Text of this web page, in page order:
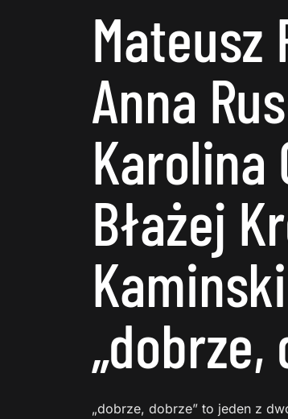
Mateusz
Anna
Karolina
Błażej
„dobrze,
„dobrze, dobrze” to jeden z